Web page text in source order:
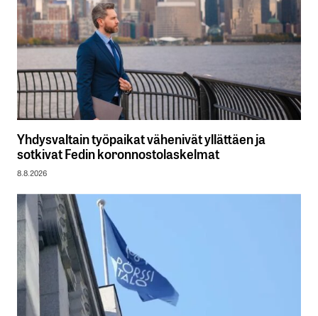
Yhdysvaltain työpaikat vähenivät yllättäen ja
sotkivat Fedin koronnostolaskelmat
8.8.2026